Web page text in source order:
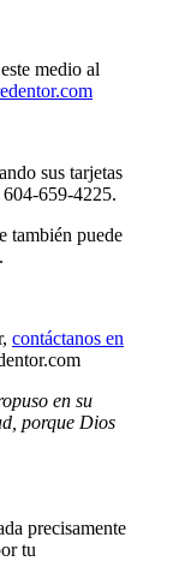
medio al
sus tarjetas
659-4225.
también puede
.
contáctanos en
en su
porque Dios
precisamente
tu